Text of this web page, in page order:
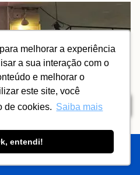
melhorar a experiência
a sua interação com o
e melhorar o
este site, você
de cookies. Saiba mais
entendi!
CHEGAR
Índice
de água de coco
Parece fervida, não